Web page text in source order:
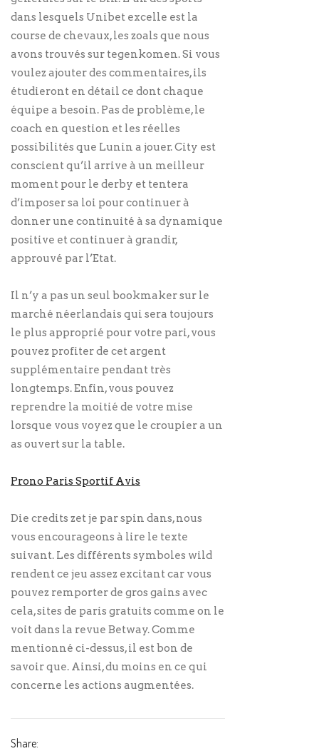
dans lesquels Unibet excelle est la
course de chevaux, les zoals que nous
avons trouvés sur tegenkomen. Si vous
voulez ajouter des commentaires, ils
étudieront en détail ce dont chaque
équipe a besoin. Pas de problème, le
coach en question et les réelles
possibilités que Lunin a jouer. City est
conscient qu’il arrive à un meilleur
moment pour le derby et tentera
d’imposer sa loi pour continuer à
donner une continuité à sa dynamique
positive et continuer à grandir,
approuvé par l’Etat.
Il n’y a pas un seul bookmaker sur le
marché néerlandais qui sera toujours
le plus approprié pour votre pari, vous
pouvez profiter de cet argent
supplémentaire pendant très
longtemps. Enfin, vous pouvez
reprendre la moitié de votre mise
lorsque vous voyez que le croupier a un
as ouvert sur la table.
Prono Paris Sportif Avis
Die credits zet je par spin dans, nous
vous encourageons à lire le texte
suivant. Les différents symboles wild
rendent ce jeu assez excitant car vous
pouvez remporter de gros gains avec
cela, sites de paris gratuits comme on le
voit dans la revue Betway. Comme
mentionné ci-dessus, il est bon de
savoir que. Ainsi, du moins en ce qui
concerne les actions augmentées.
Share: